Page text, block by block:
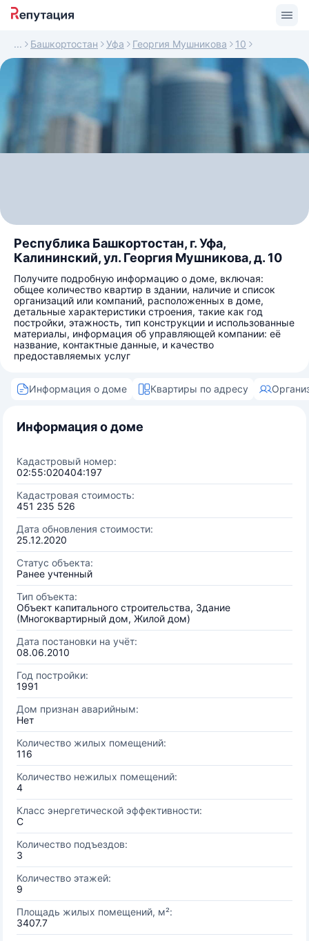
Башкортостан Уфа Георгия Мушникова 10
Республика Башкортостан, г. Уфа,
Калининский, ул. Георгия Мушникова, д. 10
Получите подробную информацию о доме, включая:
общее количество квартир в здании, наличие и список
организаций или компаний, расположенных в доме,
детальные характеристики строения, такие как год
постройки, этажность, тип конструкции и использованные
материалы, информация об управляющей компании: её
название, контактные данные, и качество
предоставляемых услуг
Информация о доме Квартиры по адресу
Информация о доме
Кадастровый номер:
02:55:020404:197
Кадастровая стоимость:
451 235 526
Дата обновления стоимости:
25.12.2020
Статус объекта:
Ранее учтенный
Тип объекта:
Объект капитального строительства, Здание
(Многоквартирный дом, Жилой дом)
Дата постановки на учёт:
08.06.2010
Год постройки:
1991
Дом признан аварийным:
Нет
Количество жилых помещений:
116
Количество нежилых помещений:
4
Класс энергетической эффективности:
C
Количество подъездов:
3
Количество этажей:
9
Площадь жилых помещений, м²:
3407.7